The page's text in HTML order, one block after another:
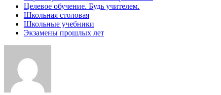
Целевое обучение. Будь учителем.
Школьная столовая
Школьные учебники
Экзамены прошлых лет